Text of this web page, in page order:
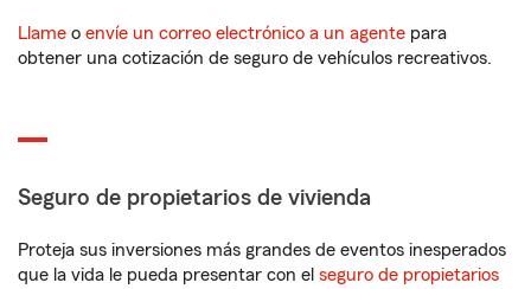
Llame o envíe un correo electrónico a un agente para
obtener una cotización de seguro de vehículos recreativos.
Seguro de propietarios de vivienda
Proteja sus inversiones más grandes de eventos inesperados
que la vida le pueda presentar con el seguro de propietarios